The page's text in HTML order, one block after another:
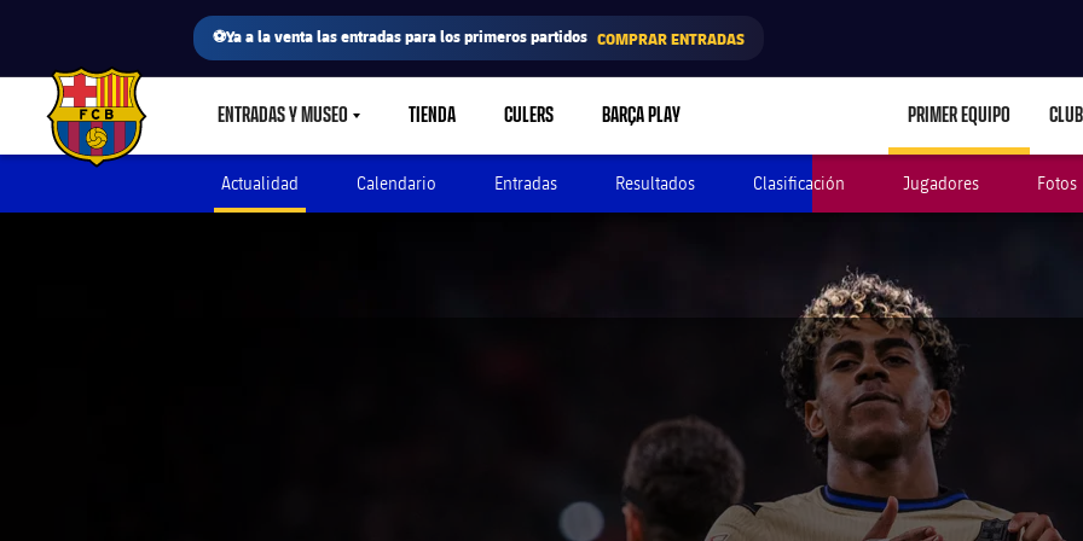
⚽Ya a la venta las entradas para los primeros partidos COMPRAR ENTRADAS
FC Barcelona club badge ENTRADAS Y MUSEOLABEL.SHARE.CARETDOWN
TIENDA CULERS BARÇA PLAY PRIMER EQUIPO CLUB
Actualidad Calendario Entradas Resultados Clasificación Jugadores Fotos